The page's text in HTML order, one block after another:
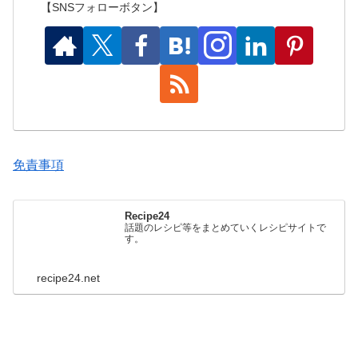
【SNSフォローボタン】
免責事項
Recipe24
話題のレシピ等をまとめていくレシピサイトで
す。
recipe24.net